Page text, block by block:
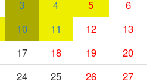
3 4 5
6
10 11 12
13
17 18 19
20
24 25 26
27